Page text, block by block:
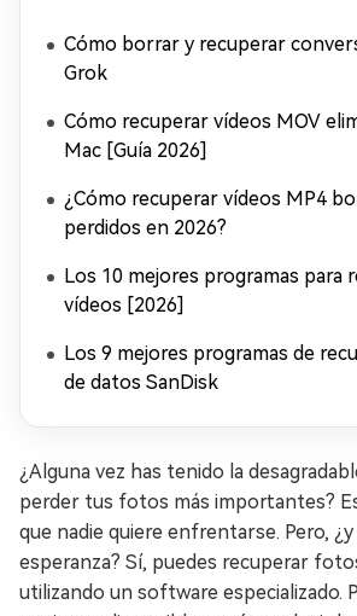
Cómo borrar y recuperar
Grok
Cómo recuperar vídeos MOV
Mac [Guía 2026]
¿Cómo recuperar vídeos MP4
perdidos en 2026?
Los 10 mejores programas para
vídeos [2026]
Los 9 mejores programas de
de datos SanDisk
¿Alguna vez has tenido la
perder tus fotos más importantes?
que nadie quiere enfrentarse. Pero,
esperanza? Sí, puedes recuperar
utilizando un software especializado.